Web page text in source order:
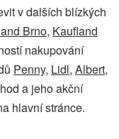
v dalších blízkých
Brno, Kaufland
nakupování
Penny, Lidl, Albert,
a jeho akční
hlavní stránce.